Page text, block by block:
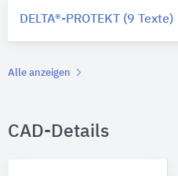
DELTA®-PROTEKT (9 Texte)
Alle anzeigen
CAD-Details